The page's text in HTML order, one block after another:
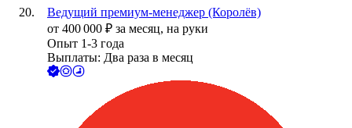
Ведущий премиум-менеджер (Королёв)
от 400 000 ₽ за месяц, на руки
Опыт 1-3 года
Выплаты: Два раза в месяц